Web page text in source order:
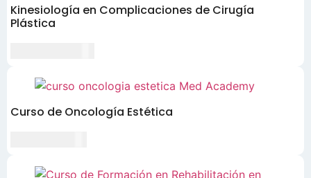
CLP
CLP
Kinesiología en Complicaciones de Cirugía
Plástica
Curso de Oncología Estética